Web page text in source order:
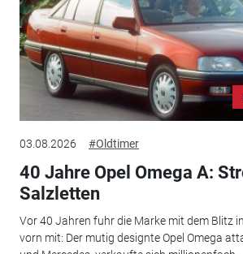
03.08.2026 #Oldtimer
40 Jahre Opel Omega A:
Salzletten
Vor 40 Jahren fuhr die Marke mit dem Blitz
vorn mit: Der mutig designte Opel Omega